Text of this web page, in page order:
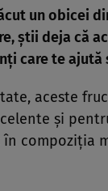
un obicei
ştii deja că
care te ajută
aceste
şi
în compoziţia